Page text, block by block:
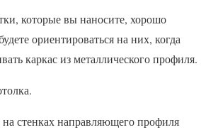
которые вы наносите, хорошо
ориентироваться на них, когда
каркас из металлического профиля.
стенках направляющего профиля